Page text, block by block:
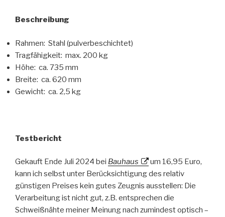
Beschreibung
Rahmen: Stahl (pulverbeschichtet)
Tragfähigkeit: max. 200 kg
Höhe: ca. 735 mm
Breite: ca. 620 mm
Gewicht: ca. 2,5 kg
Testbericht
Gekauft Ende Juli 2024 bei Bauhaus
um 16,95 Euro,
kann ich selbst unter Berücksichtigung des relativ
günstigen Preises kein gutes Zeugnis ausstellen: Die
Verarbeitung ist nicht gut, z.B. entsprechen die
Schweißnähte meiner Meinung nach zumindest optisch –